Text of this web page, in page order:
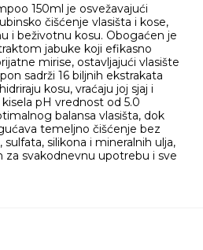
150ml je osvežavajući
čišćenje vlasišta i kose,
i beživotnu kosu. Obogaćen je
jabuke koji efikasno
mirise, ostavljajući vlasište
sadrži 16 biljnih ekstrakata
kosu, vraćaju joj sjaj i
pH vrednost od 5.0
balansa vlasišta, dok
temeljno čišćenje bez
sulfata, silikona i mineralnih ulja,
za svakodnevnu upotrebu i sve